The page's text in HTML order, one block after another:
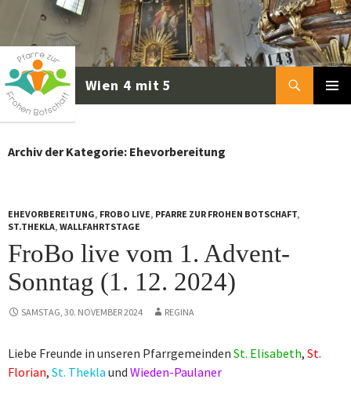
springen
Suchen
Archiv der Kategorie: Ehevorbereitung
EHEVORBEREITUNG, FROBO LIVE, PFARRE ZUR FROHEN BOTSCHAFT,
ST.THEKLA, WALLFAHRTSTAGE
FroBo live vom 1. Advent-
Sonntag (1. 12. 2024)
SAMSTAG, 30. NOVEMBER 2024 REGINA
Liebe Freunde in unseren Pfarrgemeinden St. Elisabeth, St.
Florian, St. Thekla und Wieden-Paulaner